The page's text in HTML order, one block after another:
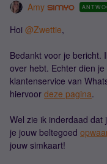
Amy
Hoi @Zwettie,
Bedankt voor je bericht.
over hebt. Echter dien
klantenservice van
hiervoor deze pagina.
Wel zie ik inderdaad dat
je jouw beltegoed
jouw simkaart!